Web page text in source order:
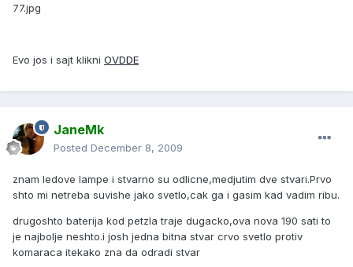
77.jpg
Evo jos i sajt klikni OVDDE
JaneMk
Posted December 8, 2009
znam ledove lampe i stvarno su odlicne,medjutim dve stvari.Prvo
shto mi netreba suvishe jako svetlo,cak ga i gasim kad vadim ribu.
drugoshto baterija kod petzla traje dugacko,ova nova 190 sati to
je najbolje neshto.i josh jedna bitna stvar crvo svetlo protiv
komaraca itekako zna da odradi stvar